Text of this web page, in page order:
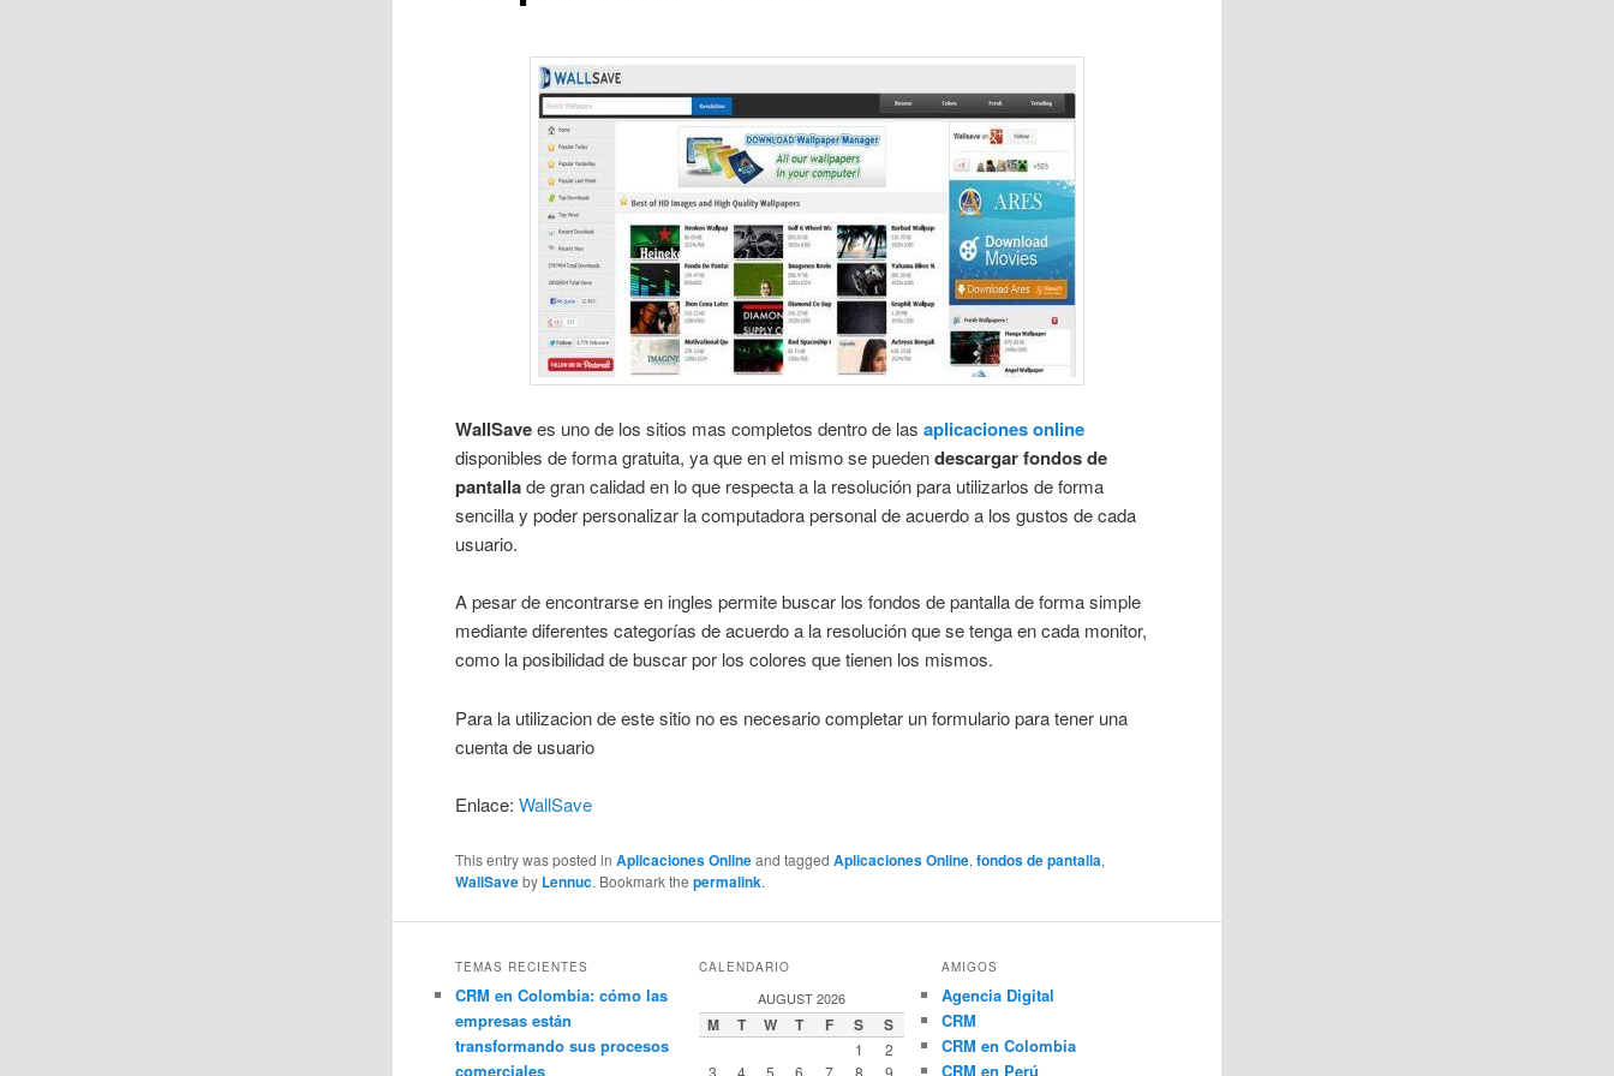
WallSavees uno de los sitios mas completos dentro de lasaplicaciones online
disponibles de forma gratuita, ya que en el mismo se puedendescargar fondos de
pantallade gran calidad en lo que respecta a la resolución para utilizarlos de forma
sencilla y poder personalizar la computadora personal de acuerdo a los gustos de cada
usuario.
A pesar de encontrarse en ingles permite buscar los fondos de pantalla de forma simple
mediante diferentes categorías de acuerdo a la resolución que se tenga en cada monitor,
como la posibilidad de buscar por los colores que tienen los mismos.
Para la utilizacion de este sitio no es necesario completar un formulario para tener una
cuenta de usuario
Enlace:WallSave
This entry was posted inAplicaciones Onlineand taggedAplicaciones Online,fondos de pantalla,
WallSaveby Lennuc. Bookmark thepermalink.
TEMAS RECIENTES
CRM en Colombia: cómo las
empresas están
transformando sus procesos
comerciales
CALENDARIO
AUGUST 2026
M T W T F S S
1
2
AMIGOS
Agencia Digital
CRM
CRM en Colombia
CRM en Perú